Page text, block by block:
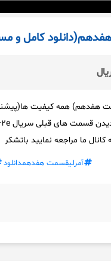
کامل و
ما مراجعه نمایید باتشکر
آمرلیقسمت هفدهمدانلود